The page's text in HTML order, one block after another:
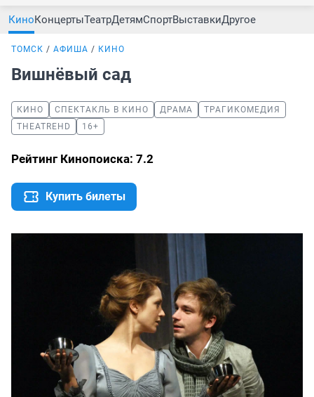
КиноКонцертыТеатрДетямСпортВыставкиДругое
ТОМСК АФИША КИНО
Вишнёвый сад
КИНО СПЕКТАКЛЬ В КИНО ДРАМА
ТРАГИКОМЕДИЯ
THEATREHD
16+
Рейтинг Кинопоиска: 7.2
Купить билеты